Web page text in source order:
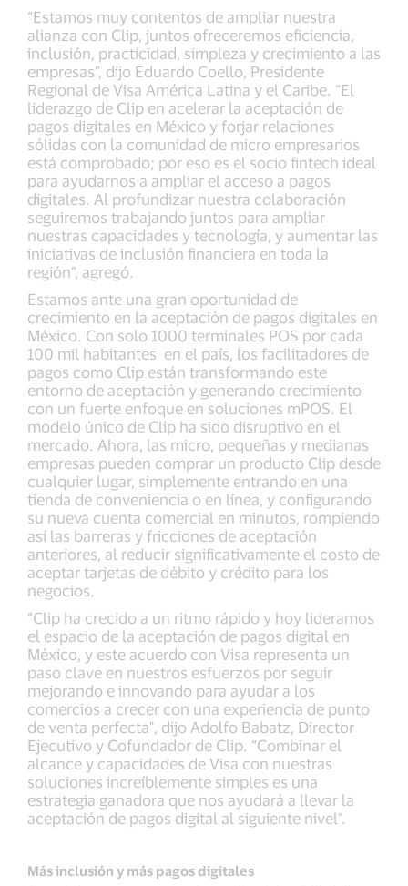
“Estamos muy contentos de ampliar nuestra
alianza con Clip, juntos ofreceremos eficiencia,
inclusión, practicidad, simpleza y crecimiento a las
empresas”, dijo Eduardo Coello, Presidente
Regional de Visa América Latina y el Caribe. “El
liderazgo de Clip en acelerar la aceptación de
pagos digitales en México y forjar relaciones
sólidas con la comunidad de micro empresarios
está comprobado; por eso es el socio fintech ideal
para ayudarnos a ampliar el acceso a pagos
digitales. Al profundizar nuestra colaboración
seguiremos trabajando juntos para ampliar
nuestras capacidades y tecnología, y aumentar las
iniciativas de inclusión financiera en toda la
región”, agregó.
Estamos ante una gran oportunidad de
crecimiento en la aceptación de pagos digitales en
México. Con solo 1000 terminales POS por cada
100 mil habitantes en el país, los facilitadores de
pagos como Clip están transformando este
entorno de aceptación y generando crecimiento
con un fuerte enfoque en soluciones mPOS. El
modelo único de Clip ha sido disruptivo en el
mercado. Ahora, las micro, pequeñas y medianas
empresas pueden comprar un producto Clip desde
cualquier lugar, simplemente entrando en una
tienda de conveniencia o en línea, y configurando
su nueva cuenta comercial en minutos, rompiendo
así las barreras y fricciones de aceptación
anteriores, al reducir significativamente el costo de
aceptar tarjetas de débito y crédito para los
negocios.
“Clip ha crecido a un ritmo rápido y hoy lideramos
el espacio de la aceptación de pagos digital en
México, y este acuerdo con Visa representa un
paso clave en nuestros esfuerzos por seguir
mejorando e innovando para ayudar a los
comercios a crecer con una experiencia de punto
de venta perfecta", dijo Adolfo Babatz, Director
Ejecutivo y Cofundador de Clip. “Combinar el
alcance y capacidades de Visa con nuestras
soluciones increíblemente simples es una
estrategia ganadora que nos ayudará a llevar la
aceptación de pagos digital al siguiente nivel”.
Más inclusión y más pagos digitales